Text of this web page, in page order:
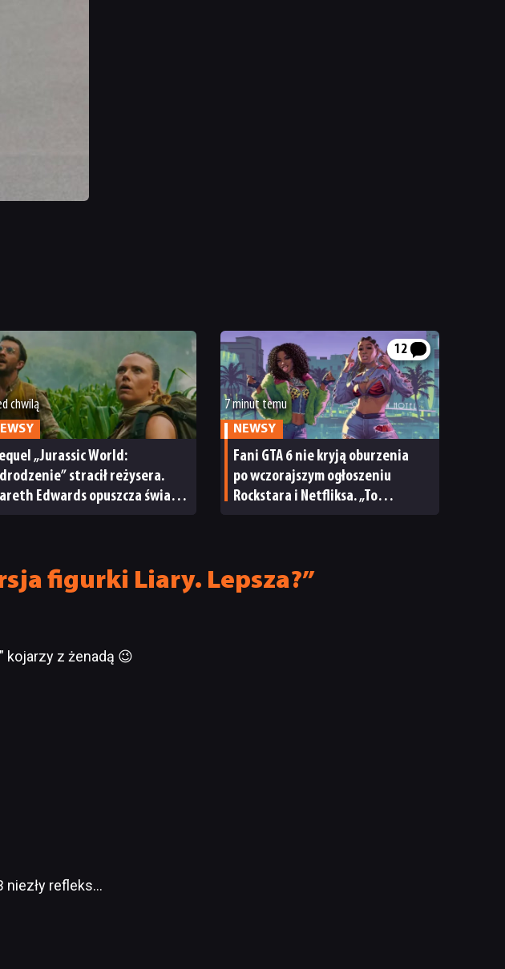
chwilą
„Jurassic World:
stracił reżysera.
Edwards opuszcza świat
12
7 minut temu
NEWSY
Fani GTA 6 nie kryją oburzenia
po wczorajszym ogłoszeniu
Rockstara i Netfliksa. „To
figurki Liary. Lepsza?”
kojarzy z żenadą 😉
niezły refleks…